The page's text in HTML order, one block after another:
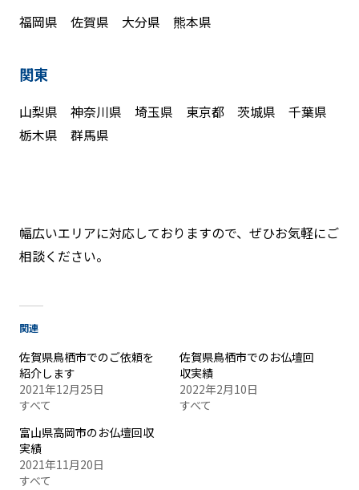
福岡県 佐賀県 大分県 熊本県
関東
山梨県 神奈川県 埼玉県 東京都 茨城県 千葉県
栃木県 群馬県
幅広いエリアに対応しておりますので、ぜひお気軽にご
相談ください。
関連
佐賀県鳥栖市でのご依頼を
紹介します
2021年12月25日
すべて
佐賀県鳥栖市でのお仏壇回
収実績
2022年2月10日
すべて
富山県高岡市のお仏壇回収
実績
2021年11月20日
すべて